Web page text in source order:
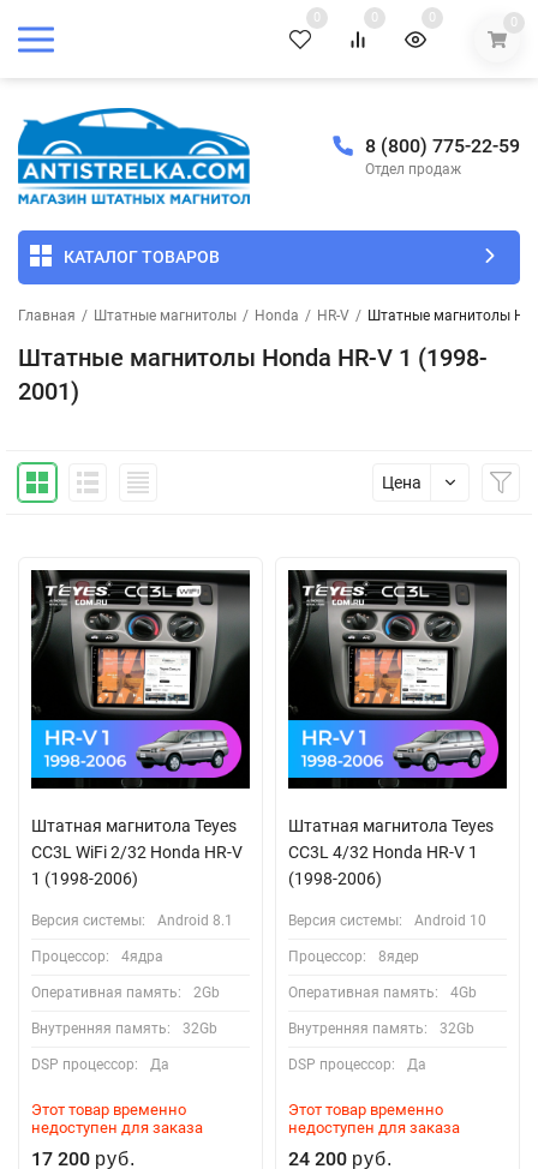
0 0 0 0
8 (800) 775-22-59
Отдел продаж
КАТАЛОГ ТОВАРОВ
Главная / Штатные магнитолы / Honda / HR-V / Штатные магнитолы
Штатные магнитолы Honda HR-V 1 (1998-
2001)
Цена
Штатная магнитола Teyes
CC3L WiFi 2/32 Honda HR-V
1 (1998-2006)
Версия системы: Android 8.1
Процессор: 4ядра
Оперативная память: 2Gb
Внутренняя память: 32Gb
DSP процессор: Да
Этот товар временно
недоступен для заказа
17 200 руб.
Штатная магнитола Teyes
CC3L 4/32 Honda HR-V 1
(1998-2006)
Версия системы: Android 10
Процессор: 8ядер
Оперативная память: 4Gb
Внутренняя память: 32Gb
DSP процессор: Да
Этот товар временно
недоступен для заказа
24 200 руб.